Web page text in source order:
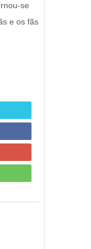
se
e os fãs